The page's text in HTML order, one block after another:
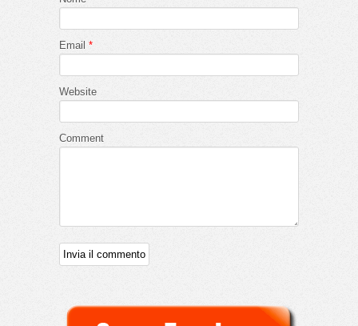
Category:
Tags:
Cortigiana,Firenze,Imperia,Prostituzione,Rinascimento,
Email *
Website
Comment